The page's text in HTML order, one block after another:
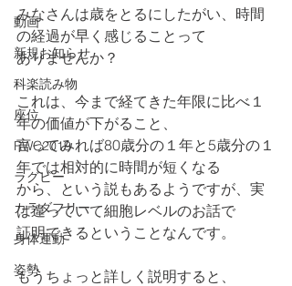
動画
新規お知らせ
科楽読み物
座位
RWC2019
ラグビー
カラダフリー
身体運動
姿勢
みなさんは歳をとるにしたがい、時間
の経過が早く感じることって
ありませんか？
これは、今まで経てきた年限に比べ１
年の価値が下がること、
言ってみれば80歳分の１年と5歳分の１
年では相対的に時間が短くなる
から、という説もあるようですが、実
は違っていて細胞レベルのお話で
証明できるということなんです。
もうちょっと詳しく説明すると、